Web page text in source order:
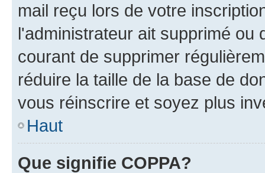
mail reçu lors de votre
l'administrateur ait supprimé ou
courant de supprimer
réduire la taille de la base de
vous réinscrire et soyez plus
Haut
Que signifie COPPA?